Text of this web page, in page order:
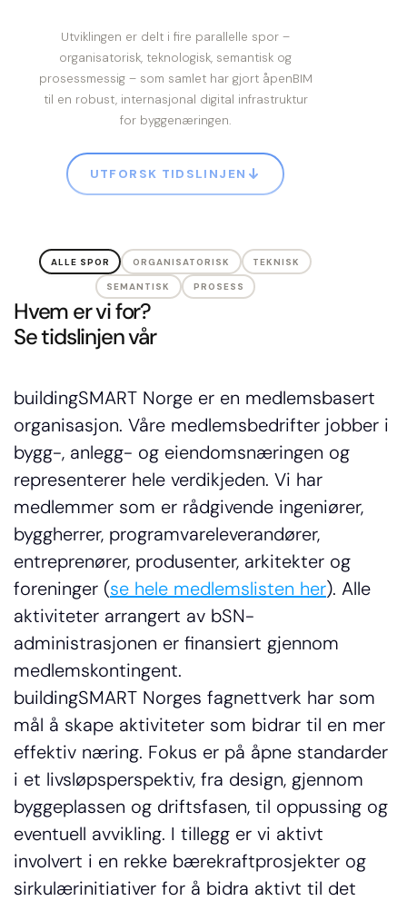
Se tidslinjen vår
Hvem er vi for?
buildingSMART Norge er en medlemsbasert
organisasjon. Våre medlemsbedrifter jobber i
bygg-, anlegg- og eiendomsnæringen og
representerer hele verdikjeden. Vi har
medlemmer som er rådgivende ingeniører,
byggherrer, programvareleverandører,
entreprenører, produsenter, arkitekter og
foreninger (se hele medlemslisten her). Alle
aktiviteter arrangert av bSN-
administrasjonen er finansiert gjennom
medlemskontingent.
buildingSMART Norges fagnettverk har som
mål å skape aktiviteter som bidrar til en mer
effektiv næring. Fokus er på åpne standarder
i et livsløpsperspektiv, fra design, gjennom
byggeplassen og driftsfasen, til oppussing og
eventuell avvikling. I tillegg er vi aktivt
involvert i en rekke bærekraftprosjekter og
sirkulærinitiativer for å bidra aktivt til det